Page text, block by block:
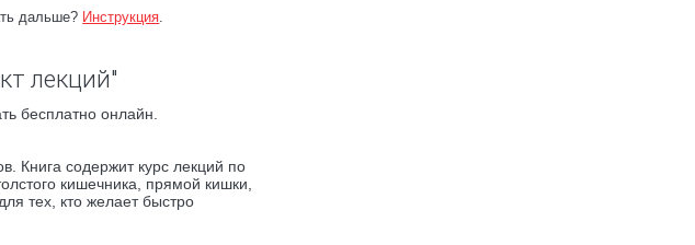
дальше? Инструкция.
лекций"
бесплатно онлайн.
Книга содержит курс лекций по
кишечника, прямой кишки,
тех, кто желает быстро